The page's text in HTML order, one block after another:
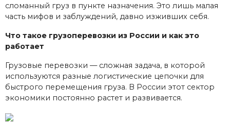
сломанный груз в пункте назначения. Это лишь малая
часть мифов и заблуждений, давно изживших себя.
Что такое грузоперевозки из России и как это
работает
Грузовые перевозки — сложная задача, в которой
используются разные логистические цепочки для
быстрого перемещения груза. В России этот сектор
экономики постоянно растет и развивается.